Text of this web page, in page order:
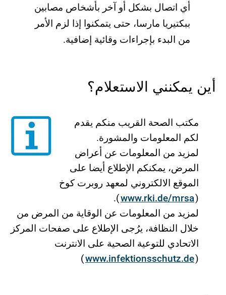
أي اتصال بشكل أو آخر بأشخاص مصابین
ببكتیریا مارسا، حتى یتمكنوا إذا لزم الأمر
من البدء بإجراءات وقائیة إضافیة.
أین یمكنني الاستعلام؟
مكتب الصحة القریب منكم یقدم
لكم المعلومات والمشورة.
لمزید من المعلومات عن أعراض
المرض، یمكنكم الإطلاع أیضا على
الموقع الالكتروني لمعھد روبرت كوخ
(
www.rki.de/mrsa
).
لمزید من المعلومات عن الوقایة من المرض من
خلال النظافة، یرُجى الإطلاع على صفحات المركز
الاتحادي للتوعیة الصحیة على الانترنت
(
www.infektionsschutz.de
)